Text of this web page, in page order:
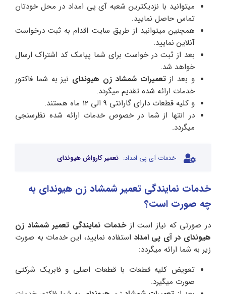
میتوانید با نزدیکترین شعبه آی پی امداد در محل خودتان
تماس حاصل نمایید.
همچنین میتوانید از طریق سایت اقدام به ثبت درخواست
آنلاین نمایید.
بعد از ثبت در خواست برای شما پیامک کد اشتراک ارسال
خواهد شد.
و بعد ازتعمیرات شمشاد زن هیوندای نیز به شما فاکتور
خدمات ارائه شده تقدیم میگردد.
و کلیه قطعات دارای گارانتی 9 الی 12 ماه هستند.
در انتها از شما در خصوص خدمات ارائه شده نظرسنجی
میگردد.
خدمات آی پی امداد: تعمیر کارواش هیوندای
خدمات نمایندگی تعمیر شمشاد زن هیوندای به
چه صورت است؟
در صورتی که نیاز است ازخدمات نمایندگی تعمیر شمشاد زن
هیوندای در آی پی امداد استفاده نمایید، این خدمات به صورت
زیر به شما ارائه میگردد:
تعویض کلیه قطعات با قطعات اصلی و فابریک شرکتی
صورت میگیرد.